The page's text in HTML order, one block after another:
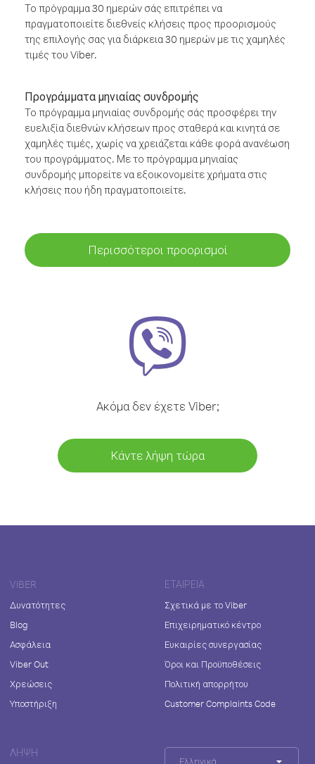
Το πρόγραμμα 30 ημερών σάς επιτρέπει να
πραγματοποιείτε διεθνείς κλήσεις προς προορισμούς
της επιλογής σας για διάρκεια 30 ημερών με τις χαμηλές
τιμές του Viber.
Προγράμματα μηνιαίας συνδρομής
Το πρόγραμμα μηνιαίας συνδρομής σάς προσφέρει την
ευελιξία διεθνών κλήσεων προς σταθερά και κινητά σε
χαμηλές τιμές, χωρίς να χρειάζεται κάθε φορά ανανέωση
του προγράμματος. Με το πρόγραμμα μηνιαίας
συνδρομής μπορείτε να εξοικονομείτε χρήματα στις
κλήσεις που ήδη πραγματοποιείτε.
Περισσότεροι προορισμοί
Ακόμα δεν έχετε Viber;
Κάντε λήψη τώρα
VIBER
Δυνατότητες
Blog
Ασφάλεια
Viber Out
Χρεώσεις
Υποστήριξη
ΕΤΑΙΡΕΊΑ
Σχετικά με το Viber
Επιχειρηματικό κέντρο
Ευκαιρίες συνεργασίας
Όροι και Προϋποθέσεις
Πολιτική απορρήτου
Customer Complaints Code
ΛΉΨΗ
Ελληνικά